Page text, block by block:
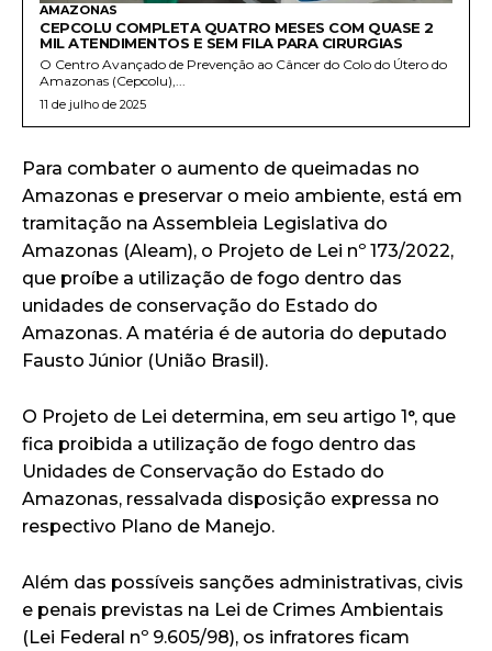
AMAZONAS
CEPCOLU COMPLETA QUATRO MESES COM QUASE 2
MIL ATENDIMENTOS E SEM FILA PARA CIRURGIAS
O Centro Avançado de Prevenção ao Câncer do Colo do Útero do
Amazonas (Cepcolu),...
11 de julho de 2025
Para combater o aumento de queimadas no
Amazonas e preservar o meio ambiente, está em
tramitação na Assembleia Legislativa do
Amazonas (Aleam), o Projeto de Lei nº 173/2022,
que proíbe a utilização de fogo dentro das
unidades de conservação do Estado do
Amazonas. A matéria é de autoria do deputado
Fausto Júnior (União Brasil).
O Projeto de Lei determina, em seu artigo 1°, que
fica proibida a utilização de fogo dentro das
Unidades de Conservação do Estado do
Amazonas, ressalvada disposição expressa no
respectivo Plano de Manejo.
Além das possíveis sanções administrativas, civis
e penais previstas na Lei de Crimes Ambientais
(Lei Federal nº 9.605/98), os infratores ficam